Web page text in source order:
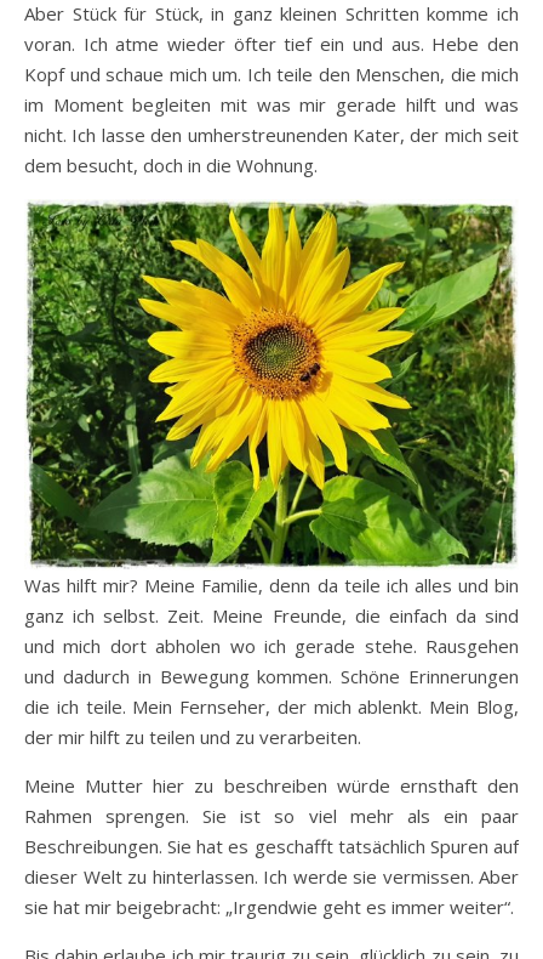
Aber Stück für Stück, in ganz kleinen Schritten komme ich
voran. Ich atme wieder öfter tief ein und aus. Hebe den
Kopf und schaue mich um. Ich teile den Menschen, die mich
im Moment begleiten mit was mir gerade hilft und was
nicht. Ich lasse den umherstreunenden Kater, der mich seit
dem besucht, doch in die Wohnung.
Was hilft mir? Meine Familie, denn da teile ich alles und bin
ganz ich selbst. Zeit. Meine Freunde, die einfach da sind
und mich dort abholen wo ich gerade stehe. Rausgehen
und dadurch in Bewegung kommen. Schöne Erinnerungen
die ich teile. Mein Fernseher, der mich ablenkt. Mein Blog,
der mir hilft zu teilen und zu verarbeiten.
Meine Mutter hier zu beschreiben würde ernsthaft den
Rahmen sprengen. Sie ist so viel mehr als ein paar
Beschreibungen. Sie hat es geschafft tatsächlich Spuren auf
dieser Welt zu hinterlassen. Ich werde sie vermissen. Aber
sie hat mir beigebracht: „Irgendwie geht es immer weiter“.